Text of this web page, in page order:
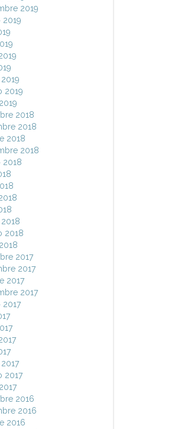
2019
2019
2019
2018
2018
2018
2018
2018
2018
2017
2017
2017
2017
2017
2016
2016
2016